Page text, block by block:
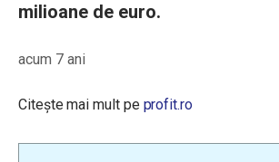
milioane de euro.
acum 7 ani
Citește mai mult pe profit.ro